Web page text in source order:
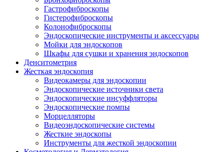
Гастрофиброскопы
Гистерофиброскопы
Колонофиброскопы
Эндоскопические инструменты и аксессуары
Мойки для эндоскопов
Шкафы для сушки и хранения эндоскопов
Денситометрия
Жесткая эндоскопия
Видеокамеры для эндоскопии
Эндоскопические источники света
Эндоскопические инсуффляторы
Эндоскопические помпы
Морцелляторы
Видеоэндоскопические системы
Жесткие эндоскопы
Инструменты для жесткой эндоскопии